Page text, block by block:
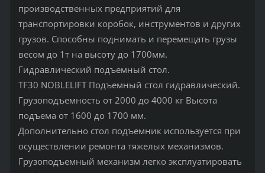
производственных предприятий для
транспортировки коробок, инструментов и других
грузов. Способны поднимать и перемещать грузы
весом до 1т на высоту до 1700мм.
Гидравлический подъемный стол.
TF30 NOBLELIFT Подъемный стол гидравлический.
Грузоподъемность от 2000 до 4000 кг Высота
подъема от 1600 до 1700 мм.
Дополнительно стол подъемник используется при
осуществлении ремонта тяжелых механизмов.
Грузоподъемный механизм легко эксплуатировать